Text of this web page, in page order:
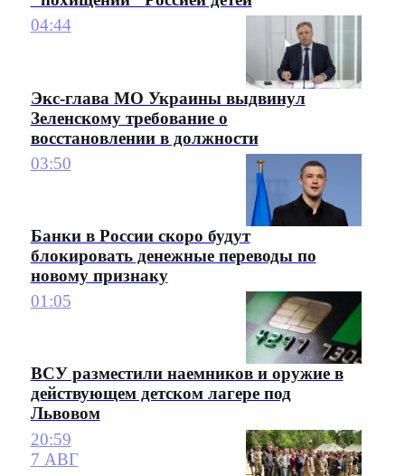
04:44
Экс-глава МО Украины выдвинул
Зеленскому требование о
восстановлении в должности
03:50
Банки в России скоро будут
блокировать денежные переводы по
новому признаку
01:05
ВСУ разместили наемников и оружие в
действующем детском лагере под
Львовом
20:59
7 АВГ